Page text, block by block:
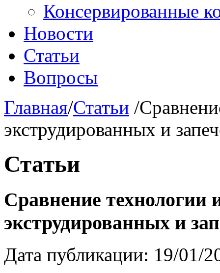
Консервированные
Новости
Статьи
Вопросы
Главная/Статьи /
экструдированных и
Статьи
Сравнение технологии
экструдированных и
Дата публикации: 19/01/